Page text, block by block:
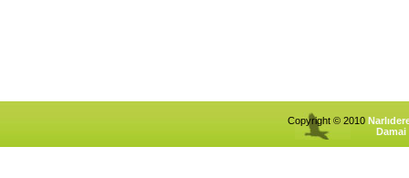
Copyright © 2010
Damai